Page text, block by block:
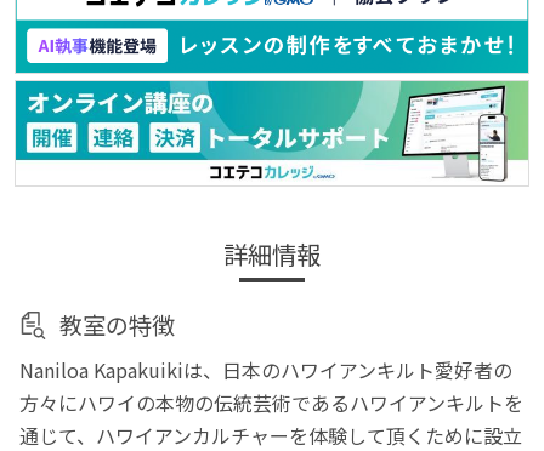
詳細情報
教室の特徴
Naniloa Kapakuikiは、日本のハワイアンキルト愛好者の
方々にハワイの本物の伝統芸術であるハワイアンキルトを
通じて、ハワイアンカルチャーを体験して頂くために設立